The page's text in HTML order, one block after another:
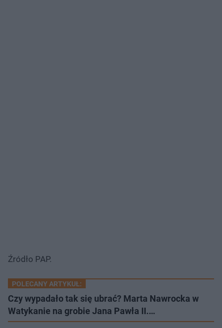
Źródło PAP.
POLECANY ARTYKUŁ:
Czy wypadało tak się ubrać? Marta Nawrocka w
Watykanie na grobie Jana Pawła II.…